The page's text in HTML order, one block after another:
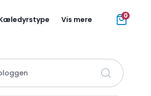
Vis mere 0